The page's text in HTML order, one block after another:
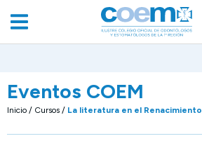
Eventos COEM
Inicio / Cursos / La literatura en el Renacimiento